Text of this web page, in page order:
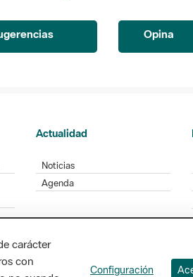
Opina
Actualidad
Noticias
Agenda
carácter
con
Configuración